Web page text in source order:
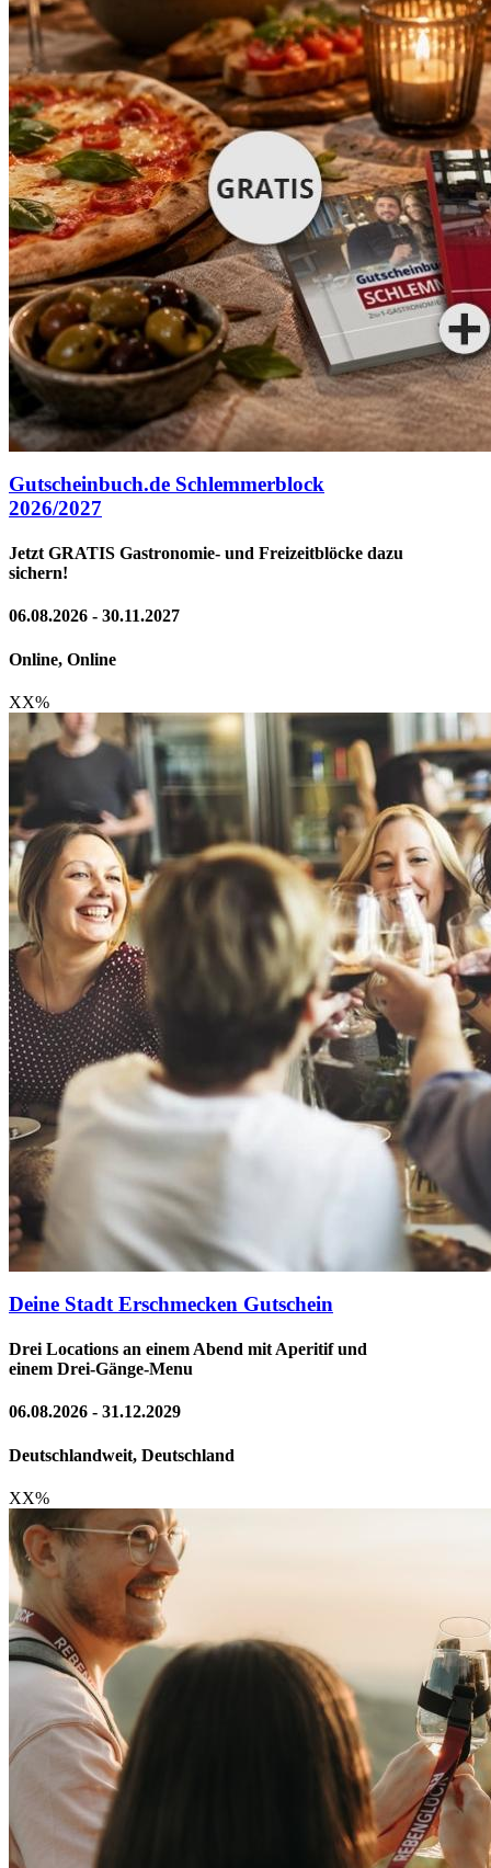
Gutscheinbuch.de Schlemmerblock
2026/2027
Jetzt GRATIS Gastronomie- und Freizeitblöcke dazu
sichern!
06.08.2026 - 30.11.2027
Online, Online
XX%
Deine Stadt Erschmecken Gutschein
Drei Locations an einem Abend mit Aperitif und
einem Drei-Gänge-Menu
06.08.2026 - 31.12.2029
Deutschlandweit, Deutschland
XX%